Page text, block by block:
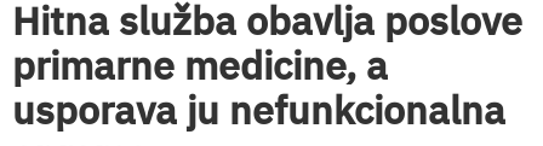
Hitna služba obavlja poslove
primarne medicine, a
usporava ju nefunkcionalna